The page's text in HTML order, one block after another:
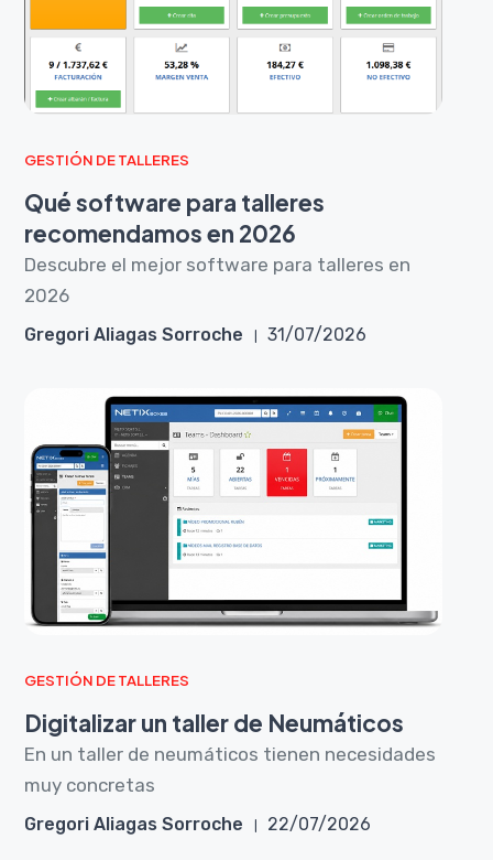
GESTIÓN DE TALLERES
Qué software para talleres
recomendamos en 2026
Descubre el mejor software para talleres en
2026
Gregori Aliagas Sorroche 31/07/2026
GESTIÓN DE TALLERES
Digitalizar un taller de Neumáticos
En un taller de neumáticos tienen necesidades
muy concretas
Gregori Aliagas Sorroche 22/07/2026